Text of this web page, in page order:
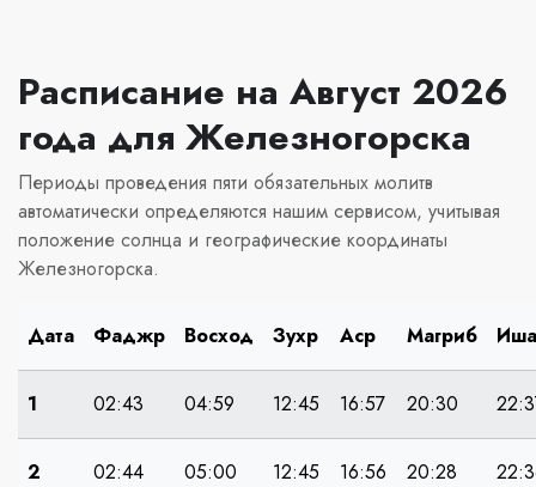
Расписание на Август 2026
года для Железногорска
Периоды проведения пяти обязательных молитв
автоматически определяются нашим сервисом, учитывая
положение солнца и географические координаты
Железногорска.
Дата Фаджр Восход Зухр Аср Магриб Иша
1 02:43 04:59 12:45 16:57 20:30
2 02:44 05:00 12:45 16:56 20:28